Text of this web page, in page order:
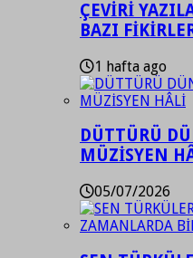
ÇEVİRİ
BAZI
1 hafta ago
DÜTTÜRÜ
MÜZİSYEN
05/07/2026